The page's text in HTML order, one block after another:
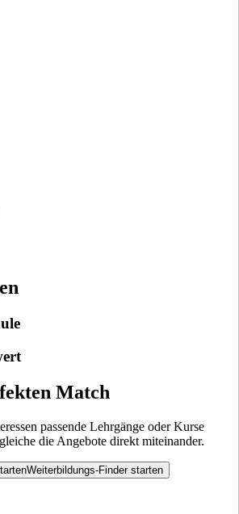
Match
passende Lehrgänge oder Kurse
die Angebote direkt miteinander.
Weiterbildungs-Finder starten